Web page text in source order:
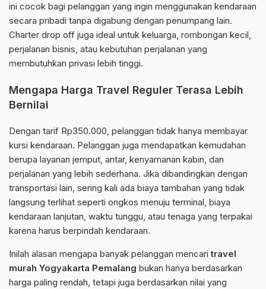
ini cocok bagi pelanggan yang ingin menggunakan kendaraan
secara pribadi tanpa digabung dengan penumpang lain.
Charter drop off juga ideal untuk keluarga, rombongan kecil,
perjalanan bisnis, atau kebutuhan perjalanan yang
membutuhkan privasi lebih tinggi.
Mengapa Harga Travel Reguler Terasa Lebih
Bernilai
Dengan tarif Rp350.000, pelanggan tidak hanya membayar
kursi kendaraan. Pelanggan juga mendapatkan kemudahan
berupa layanan jemput, antar, kenyamanan kabin, dan
perjalanan yang lebih sederhana. Jika dibandingkan dengan
transportasi lain, sering kali ada biaya tambahan yang tidak
langsung terlihat seperti ongkos menuju terminal, biaya
kendaraan lanjutan, waktu tunggu, atau tenaga yang terpakai
karena harus berpindah kendaraan.
Inilah alasan mengapa banyak pelanggan mencaritravel
murah Yogyakarta Pemalang bukan hanya berdasarkan
harga paling rendah, tetapi juga berdasarkan nilai yang